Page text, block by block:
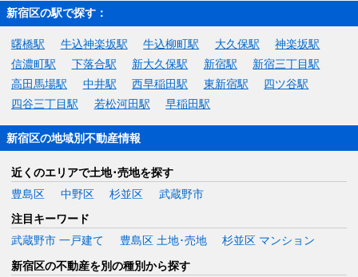
新宿区の駅で探す：
曙橋駅 牛込神楽坂駅 牛込柳町駅 大久保駅
神楽坂駅
信濃町駅
下落合駅 新大久保駅 新宿駅
新宿三丁目駅
高田馬場駅
中井駅 西早稲田駅 東新宿駅
四ツ谷駅
四谷三丁目駅
若松河田駅 早稲田駅
新宿区の地域別不動産情報
近くのエリアで土地･売地を探す
豊島区
中野区 杉並区 武蔵野市
注目キーワード
武蔵野市 一戸建て
豊島区 土地･売地 杉並区 マンション
新宿区の不動産を別の種別から探す